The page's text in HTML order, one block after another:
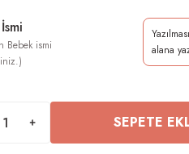
SEPETE